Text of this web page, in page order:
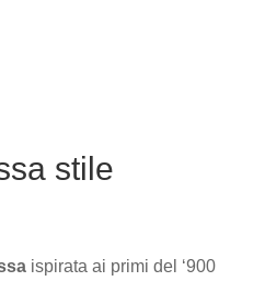
stile
ispirata ai primi del ‘900